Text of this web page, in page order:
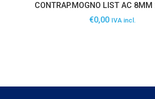
CONTRAP.MOGNO LIST AC
€0,00 IVA incl.